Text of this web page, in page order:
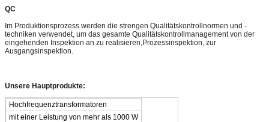
QC
Im Produktionsprozess werden die strengen Qualitätskontrollnormen und -
techniken verwendet, um das gesamte Qualitätskontrollmanagement von der
eingehenden Inspektion an zu realisieren,Prozessinspektion, zur
Ausgangsinspektion.
Unsere Hauptprodukte:
Hochfrequenztransformatoren
mit einer Leistung von mehr als 1000 W